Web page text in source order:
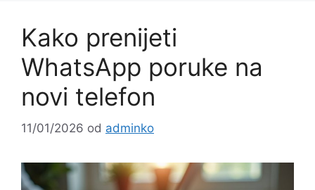
Kako prenijeti
WhatsApp poruke na
novi telefon
11/01/2026 od adminko